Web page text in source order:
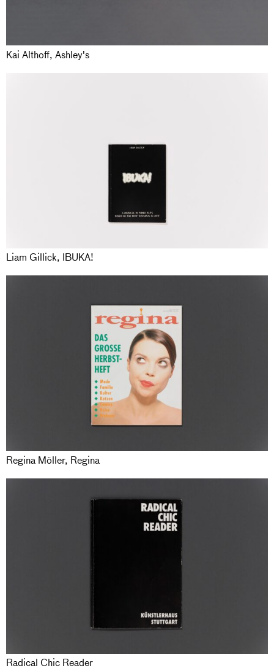
Kai Althoff, Ashley's
Liam Gillick, IBUKA!
Regina Möller, Regina
Radical Chic Reader